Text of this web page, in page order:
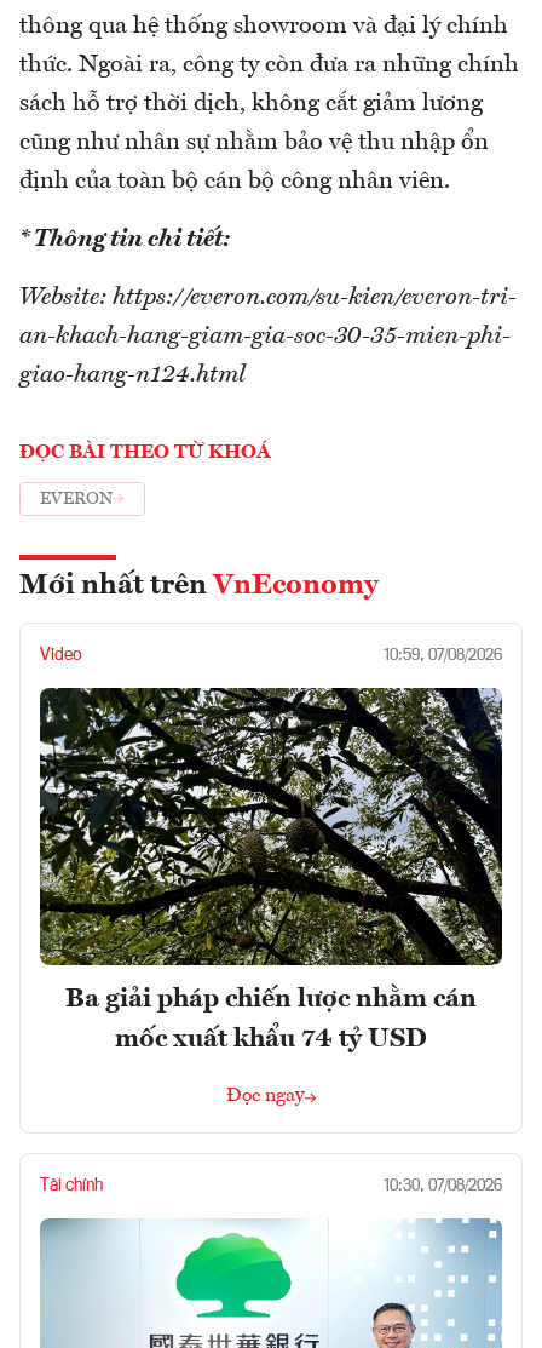
thông qua hệ thống showroom và đại lý chính
thức. Ngoài ra, công ty còn đưa ra những chính
sách hỗ trợ thời dịch, không cắt giảm lương
cũng như nhân sự nhằm bảo vệ thu nhập ổn
định của toàn bộ cán bộ công nhân viên.
* Thông tin chi tiết:
Website: https://everon.com/su-kien/everon-tri-
an-khach-hang-giam-gia-soc-30-35-mien-phi-
giao-hang-n124.html
ĐỌC BÀI THEO TỪ KHOÁ
EVERON
Mới nhất trên VnEconomy
Video 10:59, 07/08/2026
Ba giải pháp chiến lược nhằm cán
mốc xuất khẩu 74 tỷ USD
Đọc ngay
Tài chính 10:30, 07/08/2026